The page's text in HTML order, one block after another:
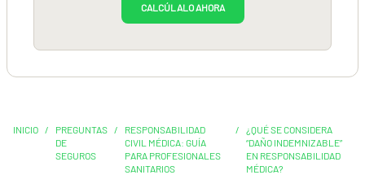
CALCÚLALO AHORA
INICIO /
PREGUNTAS
DE
SEGUROS
/
RESPONSABILIDAD
CIVIL MÉDICA: GUÍA
PARA PROFESIONALES
SANITARIOS
/
¿QUÉ SE CONSIDERA
“DAÑO INDEMNIZABLE”
EN RESPONSABILIDAD
MÉDICA?